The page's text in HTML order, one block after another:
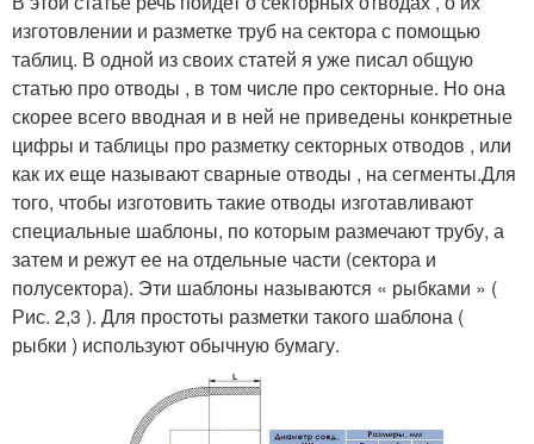
изготовлении и разметке труб на сектора с помощью
таблиц. В одной из своих статей я уже писал общую
статью про отводы , в том числе про секторные. Но она
скорее всего вводная и в ней не приведены конкретные
цифры и таблицы про разметку секторных отводов , или
как их еще называют сварные отводы , на сегменты.Для
того, чтобы изготовить такие отводы изготавливают
специальные шаблоны, по которым размечают трубу, а
затем и режут ее на отдельные части (сектора и
полусектора). Эти шаблоны называются « рыбками » (
Рис. 2,3 ). Для простоты разметки такого шаблона (
рыбки ) используют обычную бумагу.